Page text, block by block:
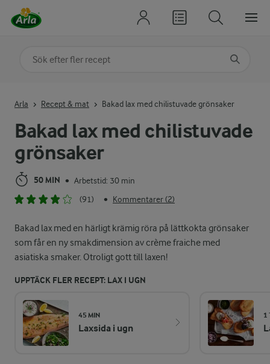
Bakad lax med chilistuvade
grönsaker
50 MIN • Arbetstid: 30 min
(91)
• Kommentarer (2)
Bakad lax med en härligt krämig röra på lättkokta grönsaker
som får en ny smakdimension av crème fraiche med
asiatiska smaker. Otroligt gott till laxen!
UPPTÄCK FLER RECEPT: LAX I UGN
45 MIN
Laxsida i ugn
1
Arla Recept & mat Bakad lax med chilistuvade grönsaker
Sök på kategori eller ingrediens